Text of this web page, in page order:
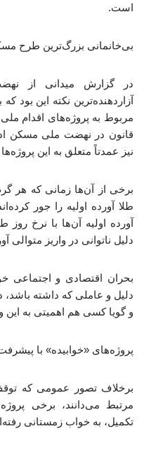
است.
بی‌خانمانی بزرگ‌ترین طرح
در گزارش میدانی از
آزاردهنده‌ترین نکته این
مربوط به پروژه‌های اقدام
قانون در نهضت ملی مسکن
نیز عمدتاً متعلق به این
برخی از آن‌ها زمانی که هر
طلا آورده اولیه را جور
دلیل ناتوانی در واریز
بحران اقتصادی و اجتماعی
دلیل و عاملی که داشته باشد،
و گویا کسی هم اهمیتی به
پروژه‌های «خوابیده» با پیشرفت ۸۰
برخلاف تصور عمومی که
مرتبط می‌دانند، برخی
تکمیل، به خواب زمستانی